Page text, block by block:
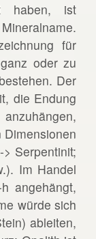
haben, ist
für
oder zu
Der
die Endung
Serpentinit;
Im Handel
angehängt,
würde sich
ableiten,